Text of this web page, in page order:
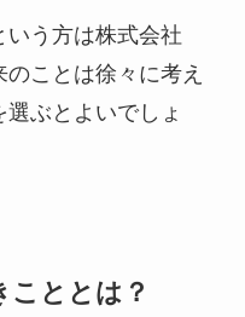
う方は株式会社
ことは徐々に考え
ぶとよいでしょ
こととは？